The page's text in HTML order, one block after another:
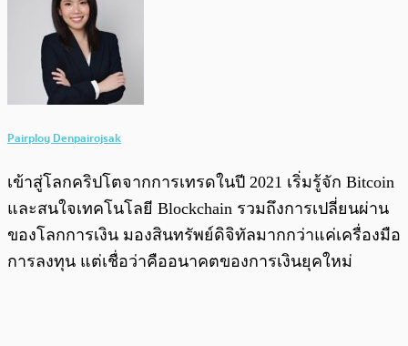
Pairploy Denpairojsak
เข้าสู่โลกคริปโตจากการเทรดในปี 2021 เริ่มรู้จัก Bitcoin
และสนใจเทคโนโลยี Blockchain รวมถึงการเปลี่ยนผ่าน
ของโลกการเงิน มองสินทรัพย์ดิจิทัลมากกว่าแค่เครื่องมือ
การลงทุน แต่เชื่อว่าคืออนาคตของการเงินยุคใหม่